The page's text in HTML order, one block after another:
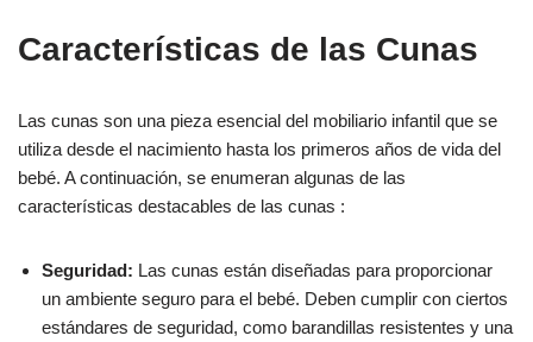
Características de las Cunas
Las cunas son una pieza esencial del mobiliario infantil que se
utiliza desde el nacimiento hasta los primeros años de vida del
bebé. A continuación, se enumeran algunas de las
características destacables de las cunas :
Seguridad: Las cunas están diseñadas para proporcionar
un ambiente seguro para el bebé. Deben cumplir con ciertos
estándares de seguridad, como barandillas resistentes y una